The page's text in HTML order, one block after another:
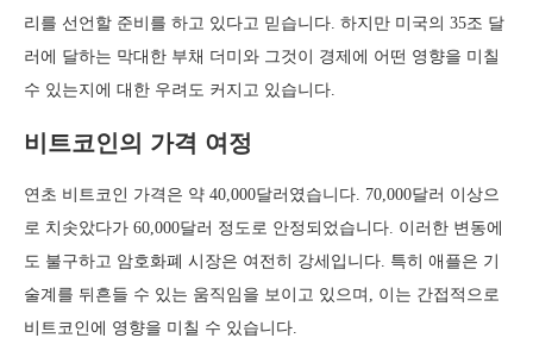
리를 선언할 준비를 하고 있다고 믿습니다. 하지만 미국의 35조 달
러에 달하는 막대한 부채 더미와 그것이 경제에 어떤 영향을 미칠
수 있는지에 대한 우려도 커지고 있습니다.
비트코인의 가격 여정
연초 비트코인 가격은 약 40,000달러였습니다. 70,000달러 이상으
로 치솟았다가 60,000달러 정도로 안정되었습니다. 이러한 변동에
도 불구하고 암호화폐 시장은 여전히 강세입니다. 특히 애플은 기
술계를 뒤흔들 수 있는 움직임을 보이고 있으며, 이는 간접적으로
비트코인에 영향을 미칠 수 있습니다.